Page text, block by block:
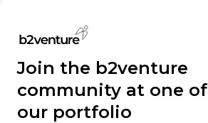
Join the b2venture
community at one of
our portfolio